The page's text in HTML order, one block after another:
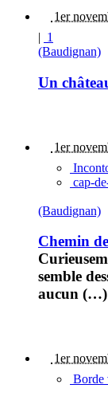
1er
| 1
(Baudignan)
Un
1er
cap-
(Baudignan)
Chemin
semble
aucun (…)
1er
Borde